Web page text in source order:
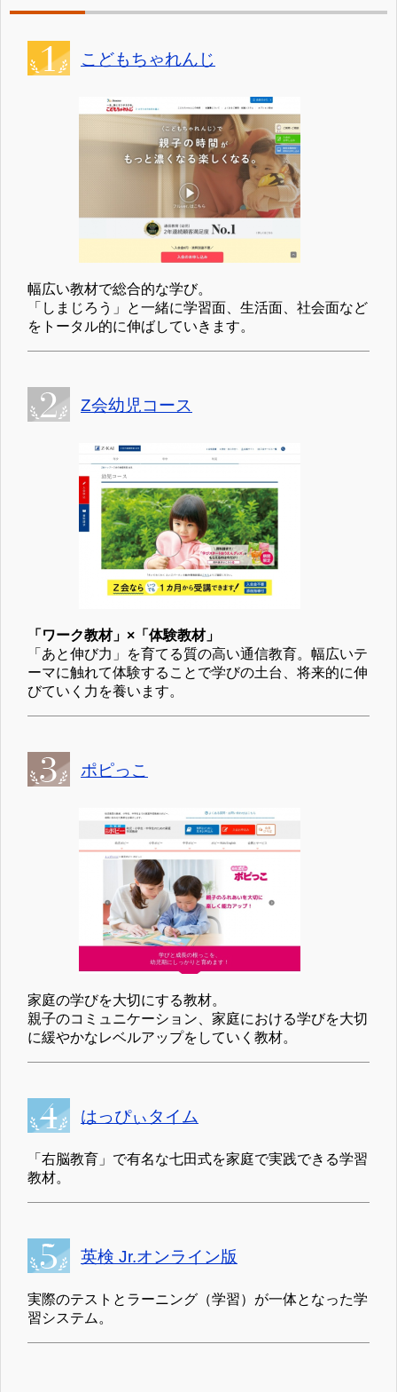
こどもちゃれんじ
幅広い教材で総合的な学び。
「しまじろう」と一緒に学習面、生活面、社会面など
をトータル的に伸ばしていきます。
Z会幼児コース
「ワーク教材」×「体験教材」
「あと伸び力」を育てる質の高い通信教育。幅広いテ
ーマに触れて体験することで学びの土台、将来的に伸
びていく力を養います。
ポピっこ
家庭の学びを大切にする教材。
親子のコミュニケーション、家庭における学びを大切
に緩やかなレベルアップをしていく教材。
はっぴぃタイム
「右脳教育」で有名な七田式を家庭で実践できる学習
教材。
英検 Jr.オンライン版
実際のテストとラーニング（学習）が一体となった学
習システム。